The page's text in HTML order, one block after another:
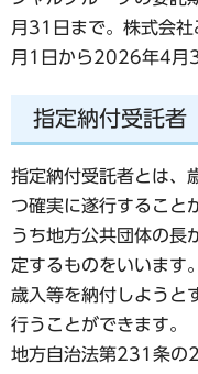
月31日まで。株式会
月1日から2026年4月
指定納付受託者
指定納付受託者とは、
つ確実に遂行すること
うち地方公共団体の長
定するものをいいます
歳入等を納付しようと
行うことができます。
地方自治法第231条の